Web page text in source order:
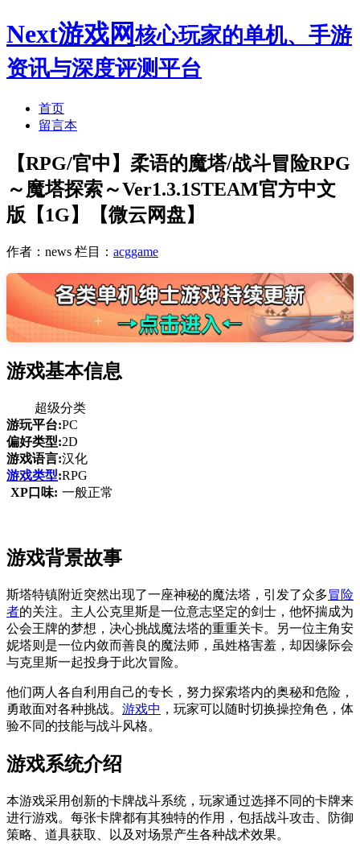
Next游戏网核心玩家的单机、手游
资讯与深度评测平台
首页
留言本
【RPG/官中】柔语的魔塔/战斗冒险RPG
～魔塔探索～Ver1.3.1STEAM官方中文
版【1G】【微云网盘】
作者：news 栏目： acggame
游戏基本信息
超级分类
游玩平台:PC
偏好类型:2D
游戏语言:汉化
游戏类型:RPG
XP口味: 一般正常
游戏背景故事
斯塔特镇附近突然出现了一座神秘的魔法塔，引发了众多冒险
者的关注。主人公克里斯是一位意志坚定的剑士，他怀揣成为
公会王牌的梦想，决心挑战魔法塔的重重关卡。另一位主角安
妮塔则是一位内敛而善良的魔法师，虽姓格害羞，却因缘际会
与克里斯一起投身于此次冒险。
他们两人各自利用自己的专长，努力探索塔内的奥秘和危险，
勇敢面对各种挑战。 游戏中 ，玩家可以随时切换操控角色，体
验不同的技能与战斗风格。
游戏系统介绍
本游戏采用创新的卡牌战斗系统，玩家通过选择不同的卡牌来
进行游戏。每张卡牌都有其独特的作用，包括战斗攻击、防御
策略、道具获取、以及对场景产生各种战术效果。